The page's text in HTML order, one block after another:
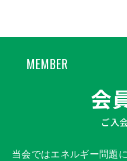
MEMBER
会
ご入
当会ではエネルギー問題